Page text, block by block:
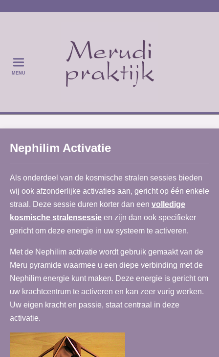
MENU
Nephilim Activatie
Als onderdeel van de kosmische stralen sessies bieden
wij ook afzonderlijke activaties aan, gericht op één enkele
straal. Deze sessie duren korter dan een volledige
kosmische stralensessie en zijn dan ook specifieker
gericht om deze energie in uw systeem te activeren.
Met de Nephilim activatie wordt gebruik gemaakt van de
Meru pyramide waarmee u een diepe verbinding met de
Nephilim energie kunt maken. Deze energie is gericht om
uw krachtcentrum te activeren en kan zeer vurig werken.
Uw eigen kracht en passie, staat centraal in deze
activatie.